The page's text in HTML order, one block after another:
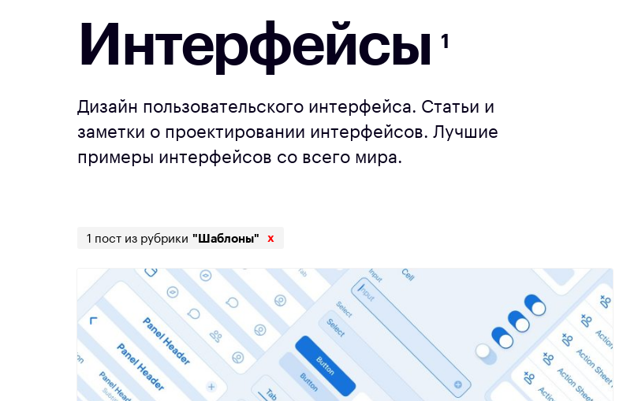
И нтерфейсы 1
Дизайн пользовательского интерфейса. Статьи и
заметки о проектировании интерфейсов. Лучшие
примеры интерфейсов со всего мира.
1 пост из рубрики "Шаблоны" x